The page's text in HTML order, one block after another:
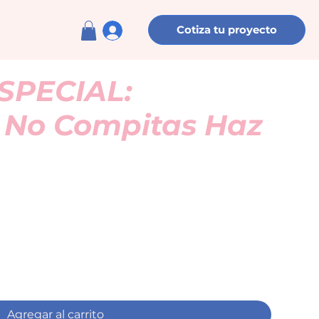
Cotiza tu proyecto
Compitas Haz
Agregar al carrito